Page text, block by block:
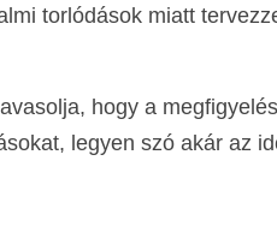
torlódások miatt
hogy a
legyen szó akár az